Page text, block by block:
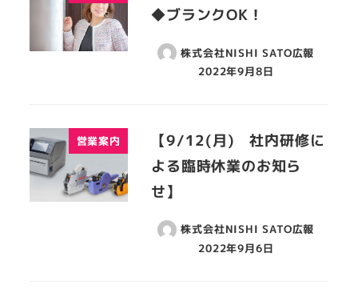
◆ブランクOK！
株式会社NISHI SATO広報
2022年9月8日
営業案内
【9/12(月) 社内研修に
よる臨時休業のお知ら
せ】
株式会社NISHI SATO広報
2022年9月6日